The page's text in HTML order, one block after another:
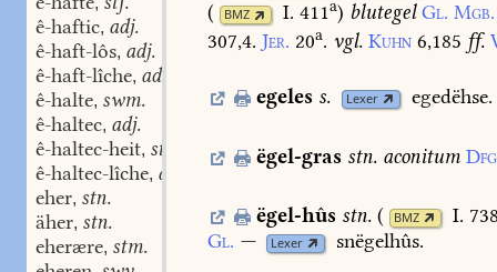
ê-haftic, adj.
ê-haft-lôs, adj.
ê-haft-lîche, adv.
ê-halte, swm.
ê-haltec, adj.
ê-haltec-heit, stf.
ê-haltec-lîche, adv.
eher, stn.
äher, stn.
eherære, stm.
(
BMZ I. 411a) blutegel Gl. Mgb.
307,4. Jer. 20a. vgl. Kuhn 6,185 ff.
egeles s. Lexer egedëhse.
ëgel-gras stn. aconitum
ëgel-hûs stn. ( BMZ
I.
Gl. — Lexer snëgelhûs.